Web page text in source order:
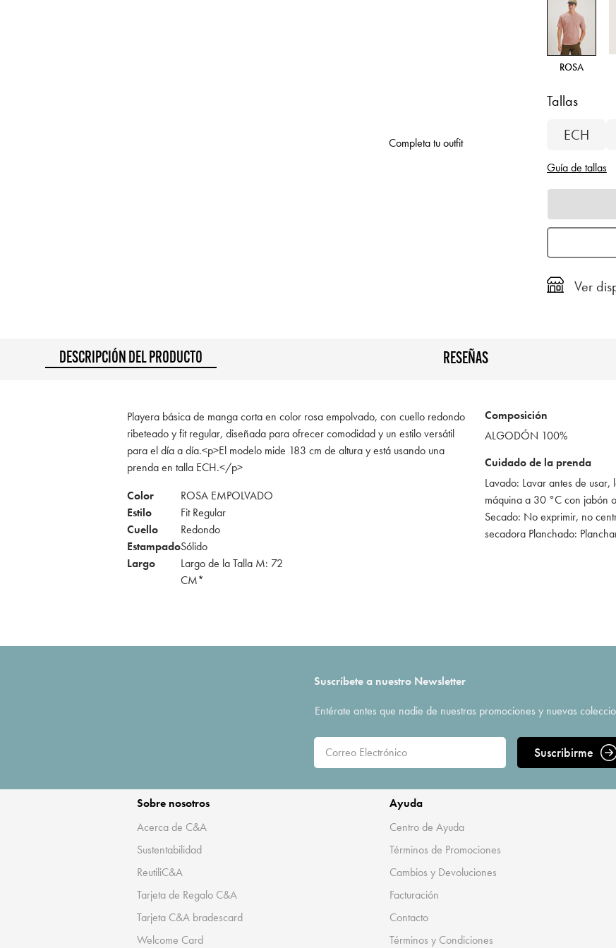
Completa tu outfit
ROSA
Tallas
ECH
Guía de tallas
Ver
DESCRIPCIÓN DEL PRODUCTO RESEÑAS
Playera básica de manga corta en color rosa empolvado, con cuello redondo
ribeteado y fit regular, diseñada para ofrecer comodidad y un estilo versátil
para el día a día.<p>El modelo mide 183 cm de altura y está usando una
prenda en talla ECH.</p>
Color
ROSA EMPOLVADO
Estilo
Fit Regular
Cuello
Redondo
EstampadoSólido
Largo
Largo de la Talla M: 72
CM*
Composición
ALGODÓN 100%
Cuidado de la prenda
Lavado: Lavar antes de
máquina a 30 °C con jabón
Secado: No exprimir, no
secadora Planchado:
Suscríbete a nuestro Newsletter
Entérate antes que nadie de nuestras promociones y nuevas
Suscribirme
Sobre nosotros
Acerca de C&A
Sustentabilidad
ReutiliC&A
Tarjeta de Regalo C&A
Tarjeta C&A bradescard
Welcome Card
Ayuda
Centro de Ayuda
Términos de Promociones
Cambios y Devoluciones
Facturación
Contacto
Términos y Condiciones